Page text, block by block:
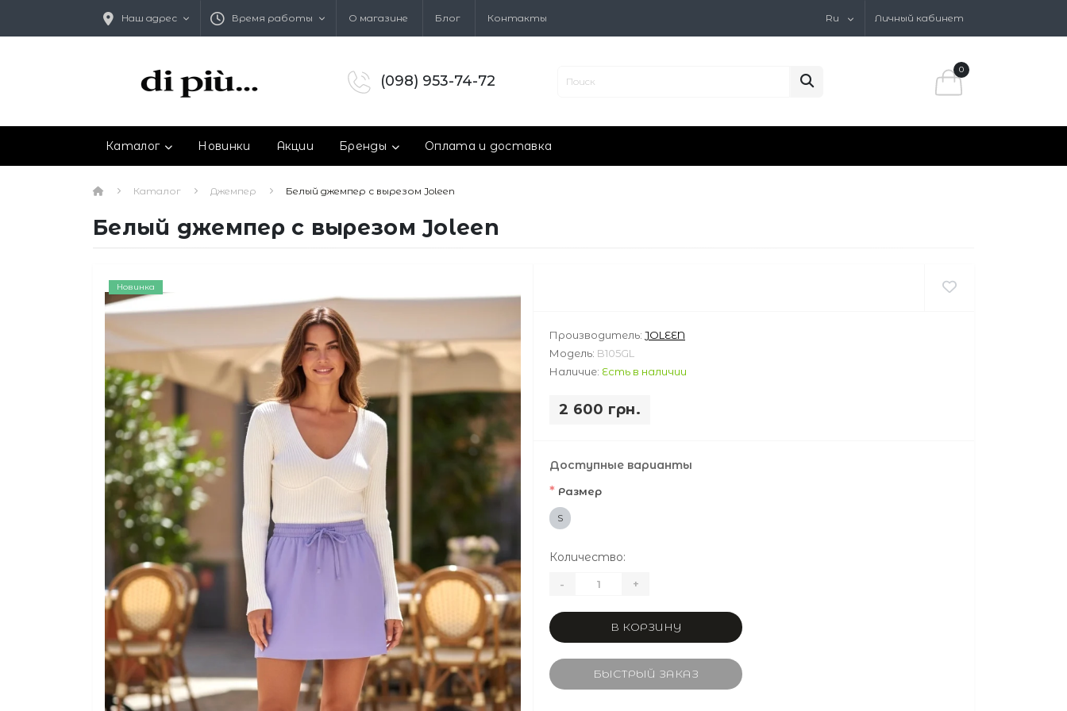
Наш адрес Время работы О магазине Блог Контакты Ru Личный кабинет
(098) 953-74-72
0
Каталог Новинки Акции Бренды Оплата и доставка
Каталог Джемпер Белый джемпер с вырезом Joleen
Белый джемпер с вырезом Joleen
Новинка
Производитель: JOLEEN
Модель: B105GL
Наличие: Есть в наличии
2 600 грн.
Доступные варианты
* Размер
S
Количество:
- +
В КОРЗИНУ
БЫСТРЫЙ ЗАКАЗ